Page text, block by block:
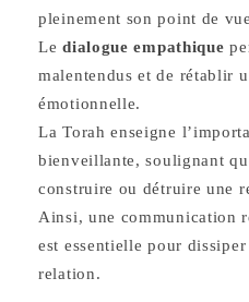
pleinement son point de
Ledialogue empathique
malentendus et de rétablir
émotionnelle.
La Torah enseigne
bienveillante, soulignant
construire ou détruire une
Ainsi, une communication
est essentielle pour
relation.